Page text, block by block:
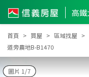
首頁 買屋 區域找屋
道旁農地B-B1470
圖片 1/7